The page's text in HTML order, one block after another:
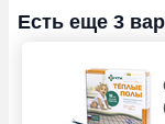
Есть еще 3